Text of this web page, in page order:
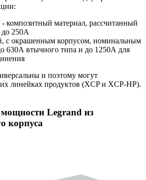
Мы предлагаем конкурентные цены и
по доступной цене.
оперативному расчету
оплаты и доставки направляйте на
07-66
- композитный материал, рассчитанный
250А
с окрашенным корпусом, номинальным
630А втычного типа и до 1250А для
и поэтому могут
линейках продуктов (XCP и XCP-HP).
Legrand из
корпуса